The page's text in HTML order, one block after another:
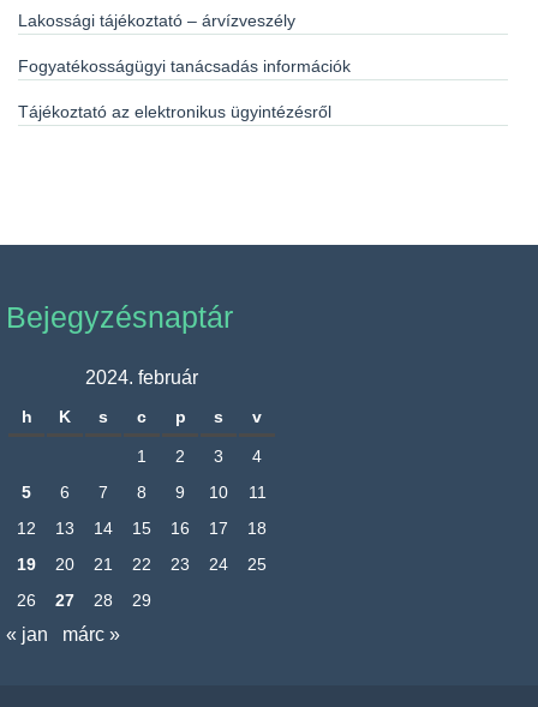
Lakossági tájékoztató – árvízveszély
Fogyatékosságügyi tanácsadás információk
Tájékoztató az elektronikus ügyintézésről
Bejegyzésnaptár
2024. február
h K s c p s v
1 2 3
4
5
6 7 8 9 10
11
12
13 14 15 16 17
18
19
20 21 22 23 24
25
26
27 28 29
« jan márc »